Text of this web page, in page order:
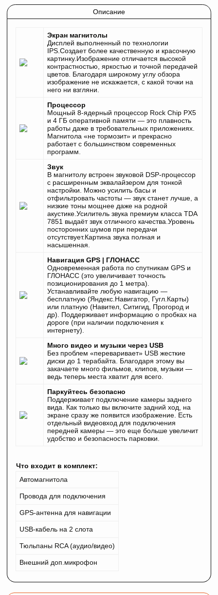
Описание
Экран магнитолы
Дисплей выполненный по технологии
IPS.Создает более качественную и красочную
картинку.Изображение отличается высокой
контрастностью, яркостью и точной передачей
цветов. Благодаря широкому углу обзора
изображение не искажается, с какой точки на
него ни взгляни.
Процессор
Мощный 8-ядерный процессор Rock Chip PX5
и 4 ГБ оперативной памяти — это плавность
работы даже в требовательных приложениях.
Магнитола «не тормозит» и прекрасно
работает с большинством современных
программ.
Звук
В магнитолу встроен звуковой DSP-процессор
с расширенным эквалайзером для тонкой
настройки. Можно усилить басы и
отфильтровать частоты — звук станет лучше, а
низкие тоны мощнее даже на родной
акустике.Усилитель звука премиум класса TDA
7851 выдаёт звук отличного качества.Уровень
посторонних шумов при передачи
отсутствует.Картина звука полная и
насышенная.
Навигация GPS | ГЛОНАСС
Одновременная работа по спутникам GPS и
ГЛОНАСС (это увеличивает точность
позиционирования до 1 метра).
Устанавливайте любую навигацию —
бесплатную (Яндекс.Навигатор, Гугл.Карты)
или платную (Навител, Ситигид, Прогород и
др). Поддерживает информацию о пробках на
дороге (при наличии подключения к
интернету).
Много видео и музыки через USB
Без проблем «переваривает» USB жесткие
диски до 1 терабайта. Благодаря этому вы
закачаете много фильмов, клипов, музыки —
ведь теперь места хватит для всего.
Паркуйтесь безопасно
Поддерживает подключение камеры заднего
вида. Как только вы включите задний ход, на
экране сразу же появится изображение. Есть
отдельный видеовход для подключения
передней камеры — это еще больше увеличит
удобство и безопасность парковки.
Что входит в комплект:
Автомагнитола
Провода для подключения
GPS-антенна для навигации
USB-кабель на 2 слота
Тюльпаны RCA (аудио/видео)
Внешний доп.микрофон